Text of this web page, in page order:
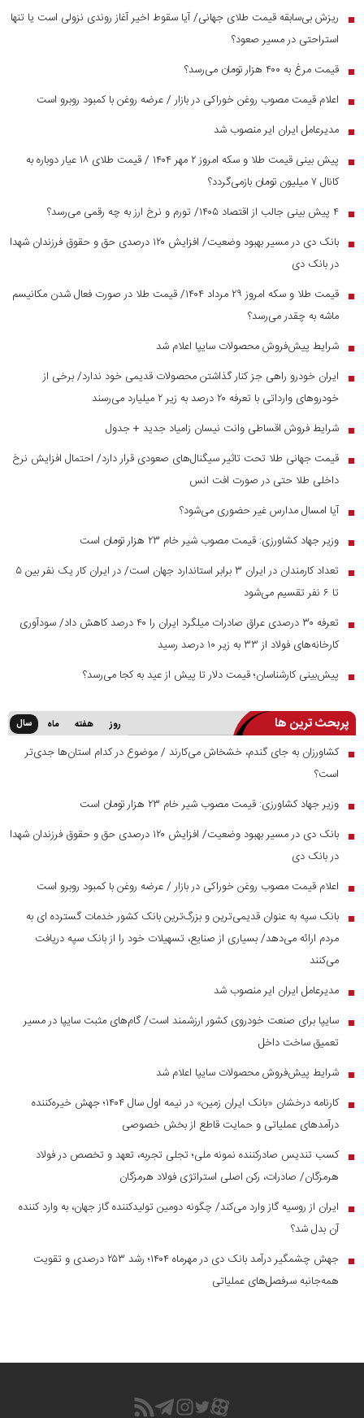
■
ریزش بی‌سابقه قیمت طلای جهانی/ آیا سقوط اخیر آغاز روندی نزولی است یا تنها
استراحتی در مسیر صعود؟
■ قیمت مرغ به ۴۰۰ هزار تومان می‌رسد؟
■ اعلام قیمت مصوب روغن خوراکی در بازار / عرضه روغن با کمبود روبرو است
■ مدیرعامل ایران ایر منصوب شد
■
پیش بینی قیمت طلا و سکه امروز ۲ مهر ۱۴۰۴ / قیمت طلای ۱۸ عیار دوباره به
کانال ۷ میلیون تومان بازمی‌گردد؟
■ ۴ پیش بینی جالب از اقتصاد ۱۴۰۵/ تورم و نرخ ارز به چه رقمی می‌رسد؟
■
بانک دی در مسیر بهبود وضعیت/ افزایش ۱۲۰ درصدی حق و حقوق فرزندان شهدا
در بانک دی
■
قیمت طلا و سکه امروز ۲۹ مرداد ۱۴۰۴/ قیمت طلا در صورت فعال شدن مکانیسم
ماشه به چقدر می‌رسد؟
■ شرایط پیش‌فروش محصولات سایپا اعلام شد
■
ایران خودرو راهی جز کنار گذاشتن محصولات قدیمی خود ندارد/ برخی از
خودرو‌های وارداتی با تعرفه ۲۰ درصد به زیر ۲ میلیارد می‌رسند
■ شرایط فروش اقساطی وانت نیسان زامیاد جدید + جدول
■ قیمت جهانی طلا تحت تاثیر سیگنال‌های صعودی قرار دارد/ احتمال افزایش نرخ
داخلی طلا حتی در صورت افت انس
■ آیا امسال مدارس غیر حضوری می‌شود؟
■ وزیر جهاد کشاورزی: قیمت مصوب شیر خام ۲۳ هزار تومان است
■
تعداد کارمندان در ایران ۳ برابر استاندارد جهان است/ در ایران کار یک نفر بین ۵
تا ۶ نفر تقسیم می‌شود
■
تعرفه ۳۰ درصدی عراق صادرات میلگرد ایران را ۴۰ درصد کاهش داد/ سودآوری
کارخانه‌های فولاد از ۳۳ به زیر ۱۰ درصد رسید
■ پیش‌بینی کارشناسان؛ قیمت دلار تا پیش از عید به کجا می‌رسد؟
پربحث ترین ها روز هفته ماه سال
■ کشاورزان به جای گندم، خشخاش می‌کارند / موضوع در کدام استان‌ها جدی‌تر
است؟
■ وزیر جهاد کشاورزی: قیمت مصوب شیر خام ۲۳ هزار تومان است
■
بانک دی در مسیر بهبود وضعیت/ افزایش ۱۲۰ درصدی حق و حقوق فرزندان شهدا
در بانک دی
■ اعلام قیمت مصوب روغن خوراکی در بازار / عرضه روغن با کمبود روبرو است
■ بانک سپه به عنوان قدیمی‌ترین و بزرگ‌ترین بانک کشور خدمات گسترده ای به
مردم ارائه می‌دهد/ بسیاری از صنایع، تسهیلات خود را از بانک سپه دریافت
می‌کنند
■ مدیرعامل ایران ایر منصوب شد
■ سایپا برای صنعت خودروی کشور ارزشمند است/ گام‌های مثبت سایپا در مسیر
تعمیق ساخت داخل
■ شرایط پیش‌فروش محصولات سایپا اعلام شد
■
کارنامه درخشان «بانک ایران زمین» در نیمه اول سال ۱۴۰۴؛ جهش خیره‌کننده
درآمد‌های عملیاتی و حمایت قاطع از بخش خصوصی
■ کسب تندیس صادرکننده نمونه ملی؛ تجلی تجربه، تعهد و تخصص در فولاد
هرمزگان/ صادرات، رکن اصلی استراتژی فولاد هرمزگان
■
ایران از روسیه گاز وارد می‌کند/ چگونه دومین تولیدکننده گاز جهان، به وارد کننده
آن بدل شد؟
■
جهش چشمگیر درآمد بانک دی در مهرماه ۱۴۰۴؛ رشد ۲۵۳ درصدی و تقویت
همه‌جانبه سرفصل‌های عملیاتی